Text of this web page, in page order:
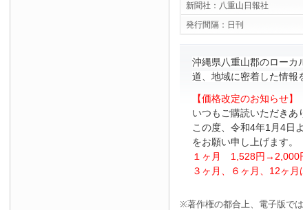
新聞社： 八重山日報社
発行間隔： 日刊
沖縄県八重山郡のローカ
道、地域に密着した情報
【価格改定のお知らせ】
いつもご購読いただきあ
この度、令和4年1月4日
をお願い申し上げます。
１ヶ月 1,528円 →2,000
３ヶ月、６ヶ月、 12ヶ月
※著作権の都合上、電子版で